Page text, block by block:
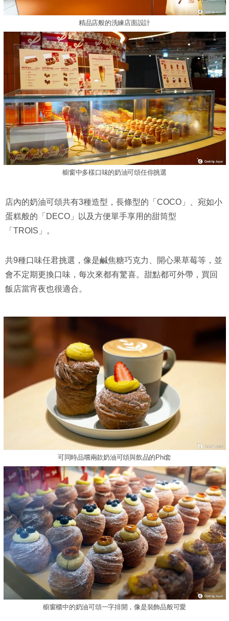
精品店般的洗練店面設計
櫥窗中多樣口味的奶油可頌任你挑選
店內的奶油可頌共有3種造型，長條型的「COCO」、宛如小
蛋糕般的「DECO」以及方便單手享用的甜筒型
「TROIS」。
共9種口味任君挑選，像是鹹焦糖巧克力、開心果草莓等，並
會不定期更換口味，每次來都有驚喜。甜點都可外帶，買回
飯店當宵夜也很適合。
可同時品嚐兩款奶油可頌與飲品的Phi套
櫥窗櫃中的奶油可頌一字排開，像是裝飾品般可愛